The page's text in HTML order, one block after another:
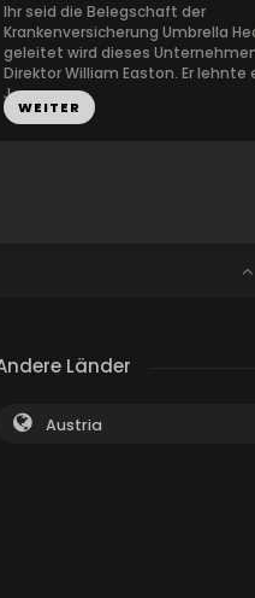
Ihr seid die Belegschaft der
Krankenversicherung Umbrella
geleitet wird dieses
Direktor William Easton. Er lehnte
J...
WEITER
Länder
Austria